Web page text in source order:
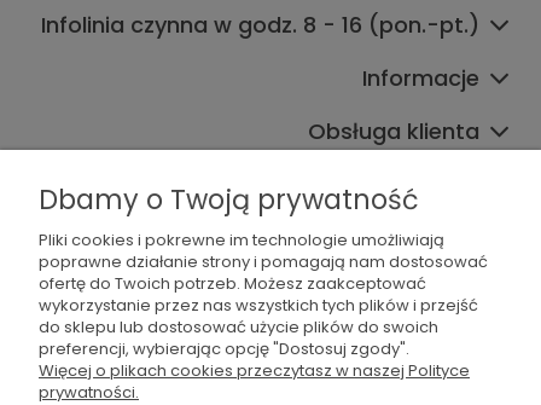
Infolinia czynna w godz. 8 - 16 (pon.-pt.)
Informacje
Obsługa klienta
Współpraca
536 042 061
Dbamy o Twoją prywatność
Pliki cookies i pokrewne im technologie umożliwiają
poprawne działanie strony i pomagają nam dostosować
ofertę do Twoich potrzeb. Możesz zaakceptować
wykorzystanie przez nas wszystkich tych plików i przejść
do sklepu lub dostosować użycie plików do swoich
preferencji, wybierając opcję "Dostosuj zgody".
Więcej o plikach cookies przeczytasz w naszej Polityce
prywatności.